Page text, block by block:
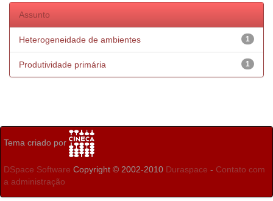
Assunto
1
Heterogeneidade de ambientes
1
Produtividade primária
Tema criado por
DSpace Software Copyright © 2002-2010 Duraspace - Contato com
a administração